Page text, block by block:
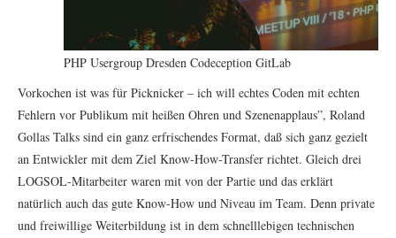
PHP Usergroup Dresden Codeception GitLab
Vorkochen ist was für Picknicker – ich will echtes Coden mit echten
Fehlern vor Publikum mit heißen Ohren und Szenenapplaus”, Roland
Gollas Talks sind ein ganz erfrischendes Format, daß sich ganz gezielt
an Entwickler mit dem Ziel Know-How-Transfer richtet. Gleich drei
LOGSOL-Mitarbeiter waren mit von der Partie und das erklärt
natürlich auch das gute Know-How und Niveau im Team. Denn private
und freiwillige Weiterbildung ist in dem schnelllebigen technischen